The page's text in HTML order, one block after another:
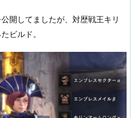
開してましたが、対歴戦王キリ
ビルド。